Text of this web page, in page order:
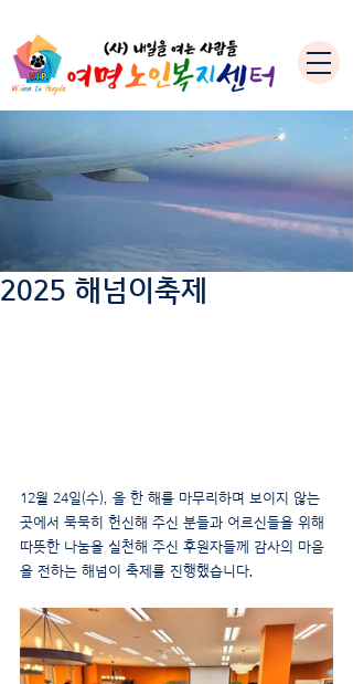
2025 해넘이축제
12월 24일(수), 올 한 해를 마무리하며 보이지 않는
곳에서 묵묵히 헌신해 주신 분들과 어르신들을 위해
따뜻한 나눔을 실천해 주신 후원자들께 감사의 마음
을 전하는 해넘이 축제를 진행했습니다.